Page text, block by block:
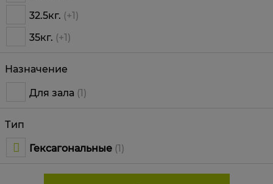
32.5кг. (+1)
35кг. (+1)
Назначение
Для зала (1)
Тип
Гексагональные (1)